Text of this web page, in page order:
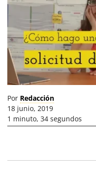
Por Redacción
18 junio, 2019
1 minuto, 34 segundos